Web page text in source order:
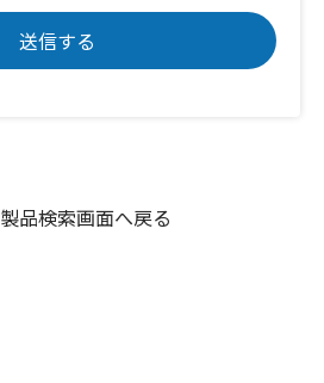
製品検索画面へ戻る